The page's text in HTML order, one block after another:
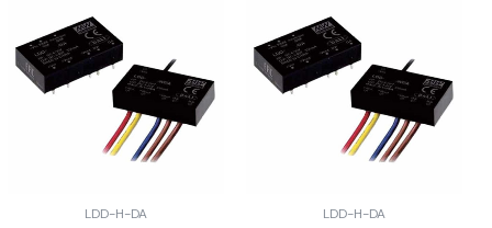
LDD-H-DA LDD-H-DA